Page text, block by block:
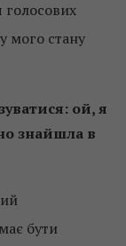
голосових
мого стану
ой, я
знайшла в
бути